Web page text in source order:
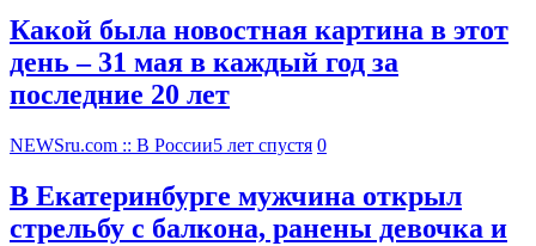
Какой была новостная картина в этот
день – 31 мая в каждый год за
последние 20 лет
NEWSru.com :: В России5 лет спустя 0
В Екатеринбурге мужчина открыл
стрельбу с балкона, ранены девочка и